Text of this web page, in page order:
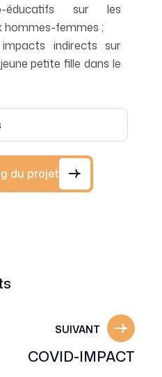
éducatifs sur les
femmes ;
indirects sur
petite fille dans le
du projet
SUIVANT
COVID-IMPACT